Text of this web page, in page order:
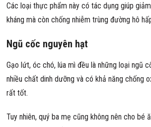
Các loại thực phẩm này có tác dụng giúp
kháng mà còn chống nhiễm trùng đường hô
Ngũ cốc nguyên hạt
Gạo lứt, óc chó, lúa mì đều là những loại ngũ
nhiều chất dinh dưỡng và có khả năng chống
rất tốt.
Tuy nhiên, quý ba mẹ cũng không nên cho bé